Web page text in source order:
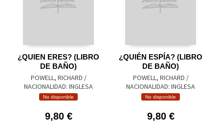
¿QUIEN ERES? (LIBRO
DE BAÑO)
POWELL, RICHARD /
NACIONALIDAD: INGLESA
No disponible
9,80 €
¿QUIÉN ESPÍA? (LIBRO
DE BAÑO)
POWELL, RICHARD /
NACIONALIDAD: INGLESA
No disponible
9,80 €